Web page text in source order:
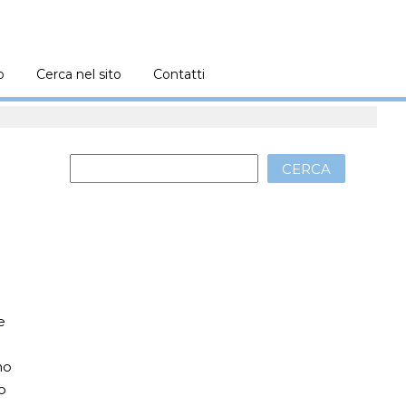
Cerca nel sito Contatti
CERCA